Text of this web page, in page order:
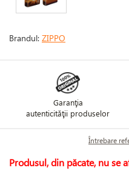
Brandul: ZIPPO
Garanţia
autenticităţii produselor
Întrebare
Produsul, din păcate, nu se